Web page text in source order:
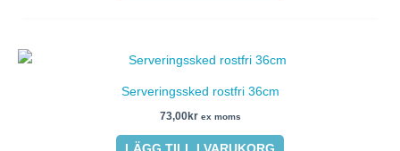
Serveringssked rostfri 36cm
73,00kr ex moms